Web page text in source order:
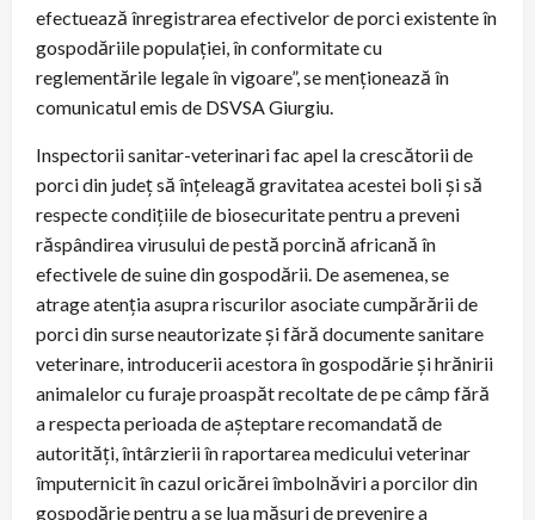
efectuează înregistrarea efectivelor de porci existente în
gospodăriile populației, în conformitate cu
reglementările legale în vigoare”, se menționează în
comunicatul emis de DSVSA Giurgiu.
Inspectorii sanitar-veterinari fac apel la crescătorii de
porci din județ să înțeleagă gravitatea acestei boli și să
respecte condițiile de biosecuritate pentru a preveni
răspândirea virusului de pestă porcină africană în
efectivele de suine din gospodării. De asemenea, se
atrage atenția asupra riscurilor asociate cumpărării de
porci din surse neautorizate și fără documente sanitare
veterinare, introducerii acestora în gospodărie și hrănirii
animalelor cu furaje proaspăt recoltate de pe câmp fără
a respecta perioada de așteptare recomandată de
autorități, întârzierii în raportarea medicului veterinar
împuternicit în cazul oricărei îmbolnăviri a porcilor din
gospodărie pentru a se lua măsuri de prevenire a